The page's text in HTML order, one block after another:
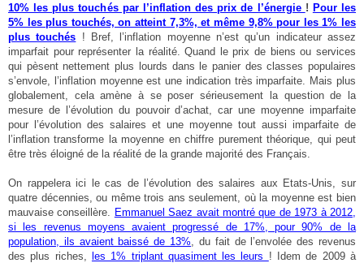
10% les plus touchés par l’inflation des prix de l’énergie ! Pour les
5% les plus touchés, on atteint 7,3%, et même 9,8% pour les 1% les
plus touchés ! Bref, l’inflation moyenne n’est qu’un indicateur assez
imparfait pour représenter la réalité. Quand le prix de biens ou services
qui pèsent nettement plus lourds dans le panier des classes populaires
s’envole, l’inflation moyenne est une indication très imparfaite. Mais plus
globalement, cela amène à se poser sérieusement la question de la
mesure de l’évolution du pouvoir d’achat, car une moyenne imparfaite
pour l’évolution des salaires et une moyenne tout aussi imparfaite de
l’inflation transforme la moyenne en chiffre purement théorique, qui peut
être très éloigné de la réalité de la grande majorité des Français.
On rappelera ici le cas de l’évolution des salaires aux Etats-Unis, sur
quatre décennies, ou même trois ans seulement, où la moyenne est bien
mauvaise conseillère.
Emmanuel Saez avait montré que de 1973 à 2012,
si les revenus moyens avaient progressé de 17%, pour 90% de la
population, ils avaient baissé de 13% , du fait de l’envolée des revenus
des plus riches,
les 1% triplant quasiment les leurs ! Idem de 2009 à